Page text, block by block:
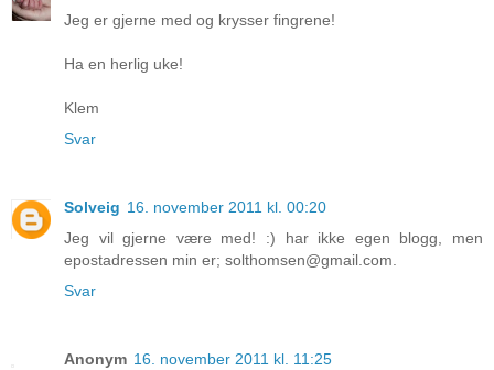
Jeg er gjerne med og krysser fingrene!
Ha en herlig uke!
Klem
Svar
Solveig 16. november 2011 kl. 00:20
Jeg vil gjerne være med! :) har ikke egen blogg, men
epostadressen min er; solthomsen@gmail.com.
Svar
Anonym 16. november 2011 kl. 11:25